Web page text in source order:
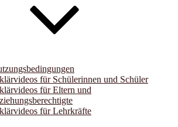
für Schülerinnen und Schüler
für Eltern und
für Lehrkräfte